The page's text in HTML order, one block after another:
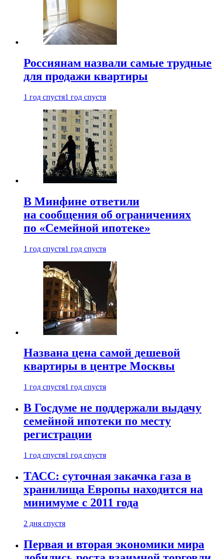
Россиянам назвали самые трудные
для продажи квартиры
1 год спустя1 год спустя
В Минфине ответили
на сообщения об ограничениях
по «Семейной ипотеке»
1 год спустя1 год спустя
Названа цена самой дешевой
квартиры в центре Москвы
1 год спустя1 год спустя
В Госдуме не поддержали выдачу
семейной ипотеки по месту
регистрации
1 год спустя1 год спустя
ТАСС: суточная закачка газа в
хранилища Европы находится на
минимуме с 2011 года
2 дня спустя
Первая и вторая экономики мира